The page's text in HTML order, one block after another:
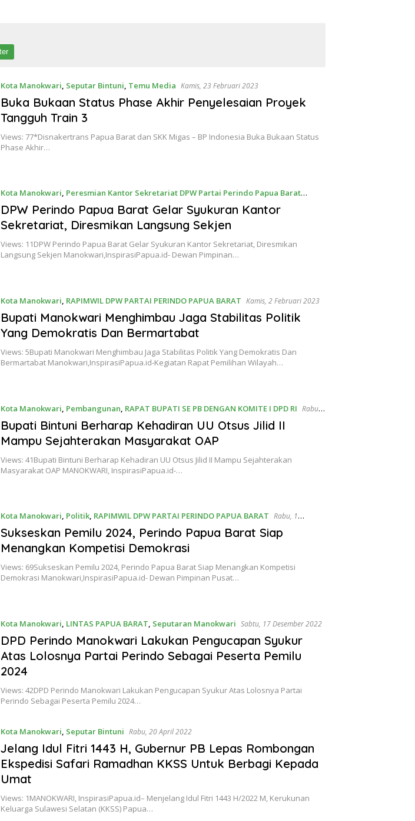
Kota Manokwari, Seputar Bintuni, Temu Media Kamis, 23 Februari 2023
Buka Bukaan Status Phase Akhir Penyelesaian Proyek
Tangguh Train 3
Views: 77*Disnakertrans Papua Barat dan SKK Migas – BP Indonesia Buka Bukaan Status
Phase Akhir…
Kota Manokwari, Peresmian Kantor Sekretariat DPW Partai Perindo Papua Barat
Kamis, 2 Februari 2023
DPW Perindo Papua Barat Gelar Syukuran Kantor
Sekretariat, Diresmikan Langsung Sekjen
Views: 11DPW Perindo Papua Barat Gelar Syukuran Kantor Sekretariat, Diresmikan
Langsung Sekjen Manokwari,InspirasiPapua.id- Dewan Pimpinan…
Kota Manokwari, RAPIMWIL DPW PARTAI PERINDO PAPUA BARAT Kamis, 2 Februari 2023
Bupati Manokwari Menghimbau Jaga Stabilitas Politik
Yang Demokratis Dan Bermartabat
Views: 5Bupati Manokwari Menghimbau Jaga Stabilitas Politik Yang Demokratis Dan
Bermartabat Manokwari,InspirasiPapua.id-Kegiatan Rapat Pemilihan Wilayah…
Kota Manokwari, Pembangunan, RAPAT BUPATI SE PB DENGAN KOMITE I DPD RI Rabu,
1 Februari 2023
Bupati Bintuni Berharap Kehadiran UU Otsus Jilid II
Mampu Sejahterakan Masyarakat OAP
Views: 41Bupati Bintuni Berharap Kehadiran UU Otsus Jilid II Mampu Sejahterakan
Masyarakat OAP MANOKWARI, InspirasiPapua.id-…
Kota Manokwari, Politik, RAPIMWIL DPW PARTAI PERINDO PAPUA BARAT Rabu, 1
Februari 2023
Sukseskan Pemilu 2024, Perindo Papua Barat Siap
Menangkan Kompetisi Demokrasi
Views: 69Sukseskan Pemilu 2024, Perindo Papua Barat Siap Menangkan Kompetisi
Demokrasi Manokwari,InspirasiPapua.id- Dewan Pimpinan Pusat…
Kota Manokwari, LINTAS PAPUA BARAT, Seputaran Manokwari Sabtu, 17 Desember 2022
DPD Perindo Manokwari Lakukan Pengucapan Syukur
Atas Lolosnya Partai Perindo Sebagai Peserta Pemilu
2024
Views: 42DPD Perindo Manokwari Lakukan Pengucapan Syukur Atas Lolosnya Partai
Perindo Sebagai Peserta Pemilu 2024…
Kota Manokwari, Seputar Bintuni Rabu, 20 April 2022
Jelang Idul Fitri 1443 H, Gubernur PB Lepas Rombongan
Ekspedisi Safari Ramadhan KKSS Untuk Berbagi Kepada
Umat
Views: 1MANOKWARI, InspirasiPapua.id– Menjelang Idul Fitri 1443 H/2022 M, Kerukunan
Keluarga Sulawesi Selatan (KKSS) Papua…